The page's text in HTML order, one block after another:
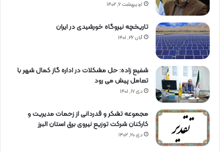
اردیبهشت ۶, ۱۴۰۲
تاریخچه نیروگاه خورشیدی در ایران
آبان ۲۶, ۱۴۰۱
شفیع زاده: حل مشکلات در اداره گاز کمال شهر با
تعامل پیش می رود
دی ۱۷, ۱۴۰۱
مجموعه تشکر و قدردانی از زحمات مدیریت و
کارکنان شرکت توزیع نیروی برق استان البرز
دی ۲۰, ۱۴۰۲